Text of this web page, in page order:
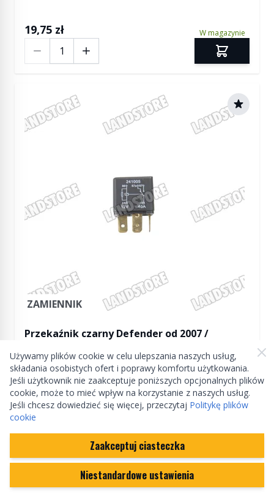
Używamy plików cookie w celu ulepszania naszych usług,
składania osobistych ofert i poprawy komfortu użytkowania.
Jeśli użytkownik nie zaakceptuje poniższych opcjonalnych plików
cookie, może to mieć wpływ na korzystanie z naszych usług.
Jeśli chcesz dowiedzieć się więcej, przeczytaj Politykę plików
cookie
Zaakceptuj ciasteczka
Niestandardowe ustawienia
19,75 zł W magazynie
ZAMIENNIK
Przekaźnik czarny Defender od 2007 /
YWB500210
10,85 zł